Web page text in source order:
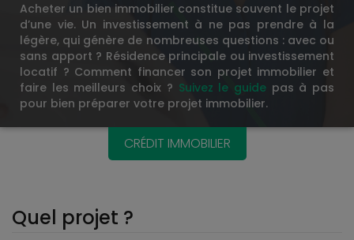
Acheter un bien immobilier constitue souvent le projet
d’une vie. Un investissement à ne pas prendre à la
légère, qui génère de nombreuses questions : avec ou
sans apport ? Résidence principale ou investissement
locatif ? Comment financer son projet immobilier et
faire les meilleurs choix ? Suivez le guidepas à pas
pour bien préparer votre projet immobilier.
CRÉDIT IMMOBILIER
Quel projet ?